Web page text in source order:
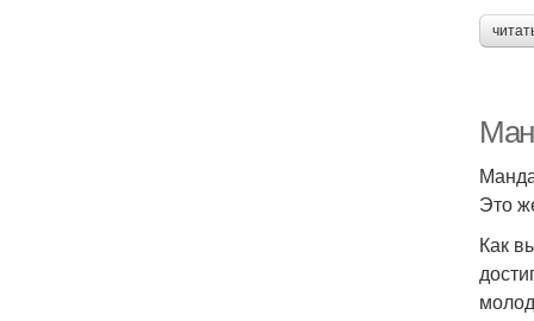
Это
Как